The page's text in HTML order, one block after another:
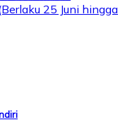
25 Juni hingga